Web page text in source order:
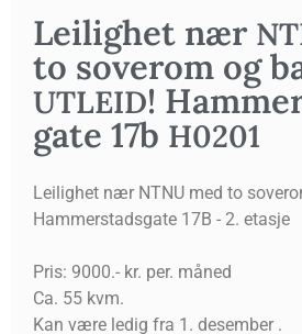
Lei­lig­het nær
to sove­rom og
UTLEID!
gate 17b H0201
Leilighet nær NTNU med to
Hammerstadsgate 17B - 2. etasje
Pris: 9000.- kr. per. måned
Ca. 55 kvm.
Kan være ledig fra 1. desember .